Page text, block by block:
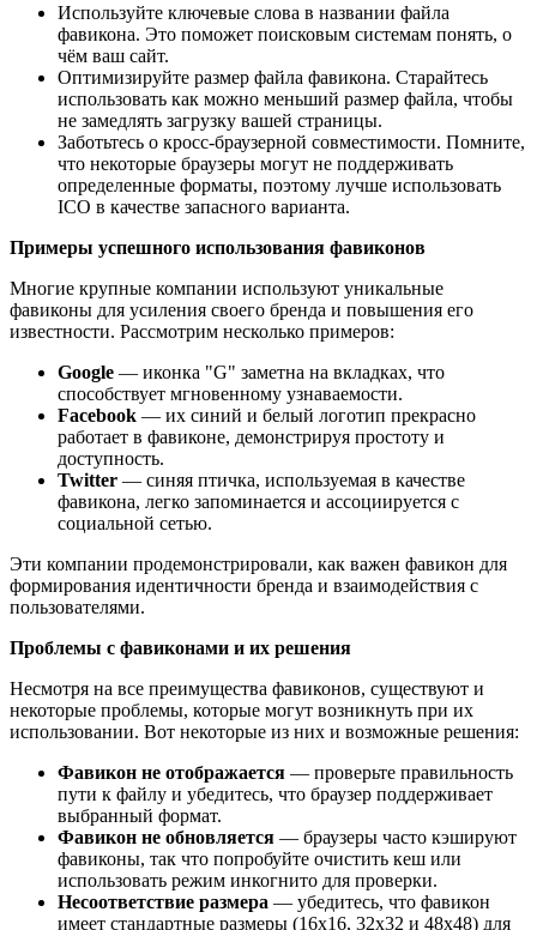
Используйте ключевые слова в названии файла
фавикона. Это поможет поисковым системам понять, о
чём ваш сайт.
Оптимизируйте размер файла фавикона. Старайтесь
использовать как можно меньший размер файла, чтобы
не замедлять загрузку вашей страницы.
Заботьтесь о кросс-браузерной совместимости. Помните,
что некоторые браузеры могут не поддерживать
определенные форматы, поэтому лучше использовать
ICO в качестве запасного варианта.
Примеры успешного использования фавиконов
Многие крупные компании используют уникальные
фавиконы для усиления своего бренда и повышения его
известности. Рассмотрим несколько примеров:
Google — иконка "G" заметна на вкладках, что
способствует мгновенному узнаваемости.
Facebook — их синий и белый логотип прекрасно
работает в фавиконе, демонстрируя простоту и
доступность.
Twitter — синяя птичка, используемая в качестве
фавикона, легко запоминается и ассоциируется с
социальной сетью.
Эти компании продемонстрировали, как важен фавикон для
формирования идентичности бренда и взаимодействия с
пользователями.
Проблемы с фавиконами и их решения
Несмотря на все преимущества фавиконов, существуют и
некоторые проблемы, которые могут возникнуть при их
использовании. Вот некоторые из них и возможные решения:
Фавикон не отображается — проверьте правильность
пути к файлу и убедитесь, что браузер поддерживает
выбранный формат.
Фавикон не обновляется — браузеры часто кэшируют
фавиконы, так что попробуйте очистить кеш или
использовать режим инкогнито для проверки.
Несоответствие размера — убедитесь, что фавикон
имеет стандартные размеры (16x16, 32x32 и 48x48) для